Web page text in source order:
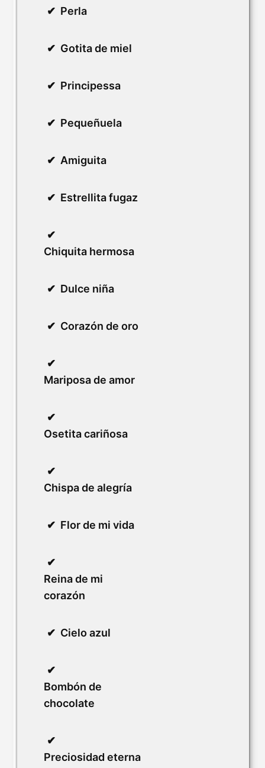
Perla
Gotita de miel
Principessa
Pequeñuela
Amiguita
Estrellita fugaz
Chiquita hermosa
Dulce niña
Corazón de oro
Mariposa de amor
Osetita cariñosa
Chispa de alegría
Flor de mi vida
Reina de mi
corazón
Cielo azul
Bombón de
chocolate
Preciosidad eterna